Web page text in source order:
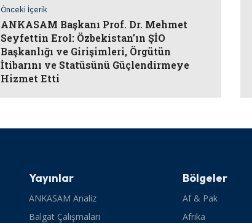
Önceki İçerik
ANKASAM Başkanı Prof. Dr. Mehmet
Seyfettin Erol: Özbekistan’ın ŞİO
Başkanlığı ve Girişimleri, Örgütün
İtibarını ve Statüsünü Güçlendirmeye
Hizmet Etti
Yayınlar
ANKASAM Analiz
Balgat Çalışmaları
Bölgeler
Af & Pak
Afrika